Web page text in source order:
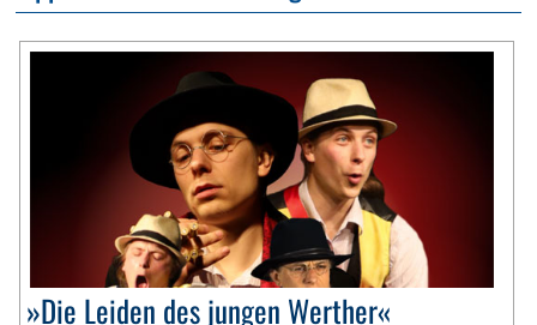
»Die Leiden des jungen Werther«